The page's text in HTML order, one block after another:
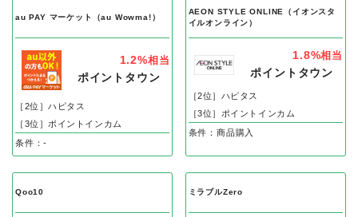
au PAY マーケット（au Wowma!）
1.2%相当
ポイントタウン
［2位］ハピタス
［3位］ポイントインカム
条件：-
AEON STYLE ONLINE（イオンスタ
イルオンライン）
1.8%相当
ポイントタウン
［2位］ハピタス
［3位］ポイントインカム
条件：商品購入
Qoo10 ミラブルZero